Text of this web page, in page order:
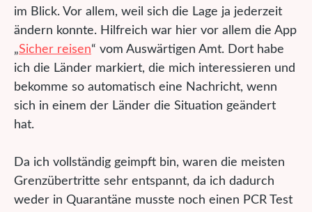
im Blick. Vor allem, weil sich die Lage ja jederzeit
ändern konnte. Hilfreich war hier vor allem die App
„Sicher reisen“ vom Auswärtigen Amt. Dort habe
ich die Länder markiert, die mich interessieren und
bekomme so automatisch eine Nachricht, wenn
sich in einem der Länder die Situation geändert
hat.
Da ich vollständig geimpft bin, waren die meisten
Grenzübertritte sehr entspannt, da ich dadurch
weder in Quarantäne musste noch einen PCR Test